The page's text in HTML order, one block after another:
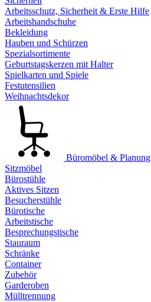
Arbeitsschutz, Sicherheit & Erste Hilfe
Arbeitshandschuhe
Bekleidung
Hauben und Schürzen
Spezialsortimente
Geburtstagskerzen mit Halter
Spielkarten und Spiele
Festutensilien
Weihnachtsdekor
Büromöbel & Planung
Sitzmöbel
Bürostühle
Aktives Sitzen
Besucherstühle
Bürotische
Arbeitstische
Besprechungstische
Stauraum
Schränke
Container
Zubehör
Garderoben
Mülltrennung